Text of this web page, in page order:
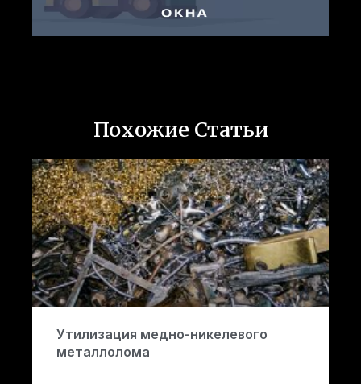
Похожие Статьи
Утилизация медно-никелевого
металлолома